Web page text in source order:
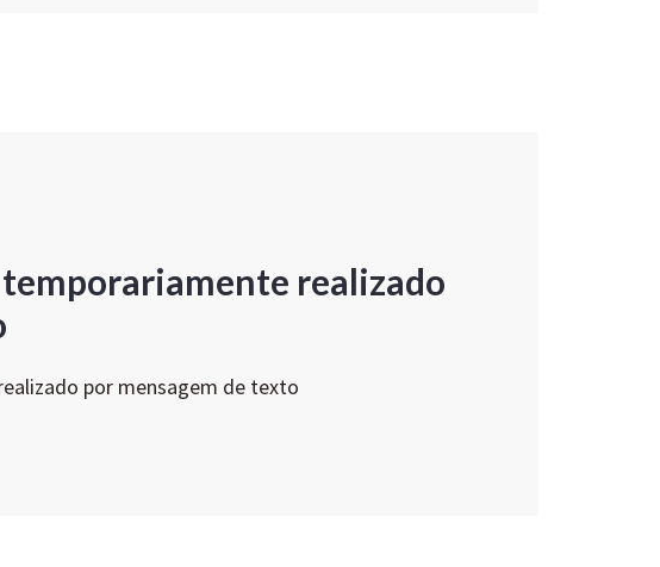
realizado
por mensagem de texto